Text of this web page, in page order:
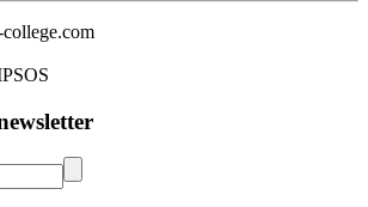
college.com